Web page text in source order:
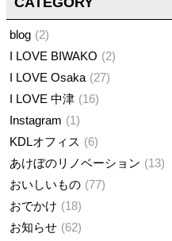
blog
2
I LOVE BIWAKO
2
I LOVE Osaka
27
I LOVE 中津
16
Instagram
1
KDLオフィス
6
あけぼのリノベーション
13
おいしいもの 77
おでかけ
18
お知らせ
62